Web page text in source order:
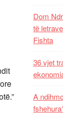
Dom
të
Fishta
36 vjet
A